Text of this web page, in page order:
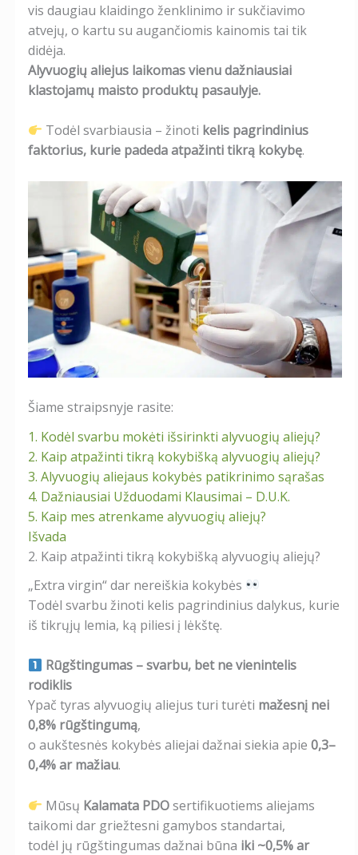
vis daugiau klaidingo ženklinimo ir sukčiavimo
atvejų, o kartu su augančiomis kainomis tai tik
didėja.
Alyvuogių aliejus laikomas vienu dažniausiai
klastojamų maisto produktų pasaulyje.
Todėl svarbiausia – žinoti kelis pagrindinius
faktorius, kurie padeda atpažinti tikrą kokybę.
Šiame straipsnyje rasite:
1. Kodėl svarbu mokėti išsirinkti alyvuogių aliejų?
2. Kaip atpažinti tikrą kokybišką alyvuogių aliejų?
3. Alyvuogių aliejaus kokybės patikrinimo sąrašas
4. Dažniausiai Užduodami Klausimai – D.U.K.
5. Kaip mes atrenkame alyvuogių aliejų?
Išvada
2. Kaip atpažinti tikrą kokybišką alyvuogių aliejų?
„Extra virgin“ dar nereiškia kokybės
Todėl svarbu žinoti kelis pagrindinius dalykus, kurie
iš tikrųjų lemia, ką piliesi į lėkštę.
Rūgštingumas – svarbu, bet ne vienintelis
rodiklis
Ypač tyras alyvuogių aliejus turi turėti mažesnį nei
0,8% rūgštingumą,
o aukštesnės kokybės aliejai dažnai siekia apie 0,3–
0,4% ar mažiau.
Mūsų Kalamata PDOsertifikuotiems aliejams
taikomi dar griežtesni gamybos standartai,
todėl jų rūgštingumas dažnai būna iki ~0,5% ar